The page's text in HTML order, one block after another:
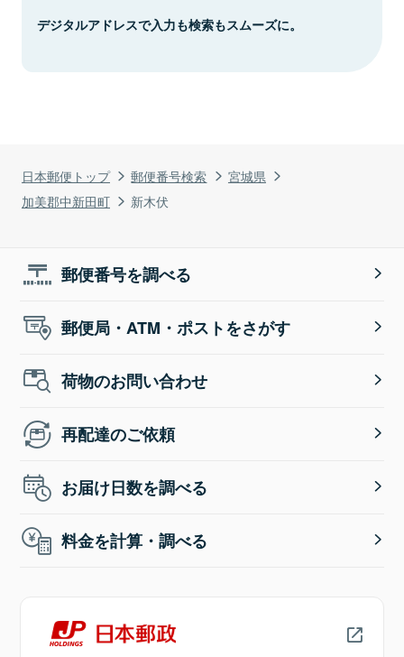
日本郵便トップ 郵便番号検索
宮城県
加美郡中新田町
新木伏
デジタルアドレスで入力も検索もスムーズに。
郵便番号を調べる
郵便局・ATM・ポストをさがす
荷物のお問い合わせ
再配達のご依頼
お届け日数を調べる
料金を計算・調べる